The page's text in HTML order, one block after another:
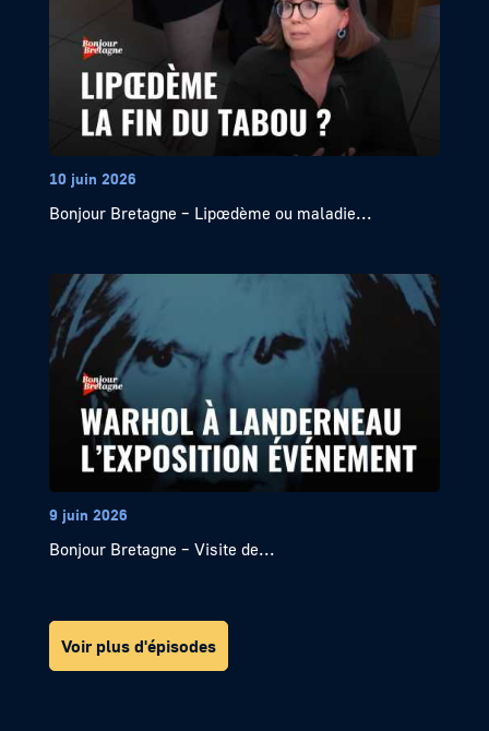
10 juin 2026
Bonjour Bretagne – Lipœdème ou maladie...
9 juin 2026
Bonjour Bretagne – Visite de...
Voir plus d'épisodes